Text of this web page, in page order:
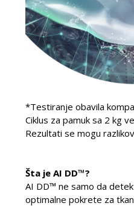
*Testiranje obavila
Ciklus za pamuk sa 2 kg
Rezultati se mogu
Šta je AI DD™?
AI DD™ ne samo da
optimalne pokrete za